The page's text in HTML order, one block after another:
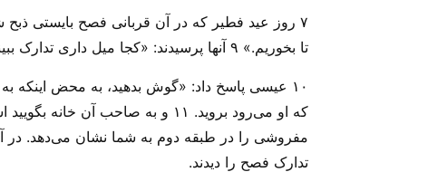
تا بخوریم‌‌.» ۹ آنها پرسیدند: «کجا میل داری تدارک ببینیم‌؟»
۱۰ عیسی پاسخ داد: «گوش بدهید، به محض اینکه
تدارک فصح را دیدند‌.